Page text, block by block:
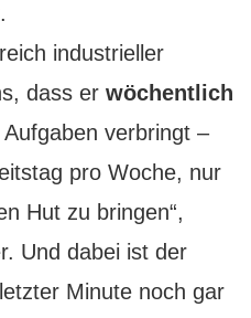
industrieller
dass er wöchentlich
verbringt –
pro Woche, nur
Hut zu bringen“,
Und dabei ist der
Minute noch gar